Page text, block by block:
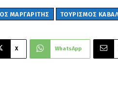
ΜΑΡΓΑΡΙΤΗΣ ΤΟΥΡΙΣΜΟΣ
X WhatsApp